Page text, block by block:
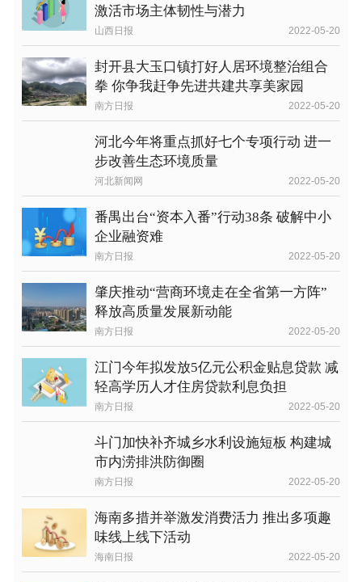
激活市场主体韧性与潜力
山西日报 2022-05-20
封开县大玉口镇打好人居环境整治组合
拳 你争我赶争先进共建共享美家园
南方日报 2022-05-20
河北今年将重点抓好七个专项行动 进一
步改善生态环境质量
河北新闻网 2022-05-20
番禺出台“资本入番”行动38条 破解中小
企业融资难
南方日报 2022-05-20
肇庆推动“营商环境走在全省第一方阵”
释放高质量发展新动能
南方日报 2022-05-20
江门今年拟发放5亿元公积金贴息贷款 减
轻高学历人才住房贷款利息负担
南方日报 2022-05-20
斗门加快补齐城乡水利设施短板 构建城
市内涝排洪防御圈
南方日报 2022-05-20
海南多措并举激发消费活力 推出多项趣
味线上线下活动
海南日报 2022-05-20